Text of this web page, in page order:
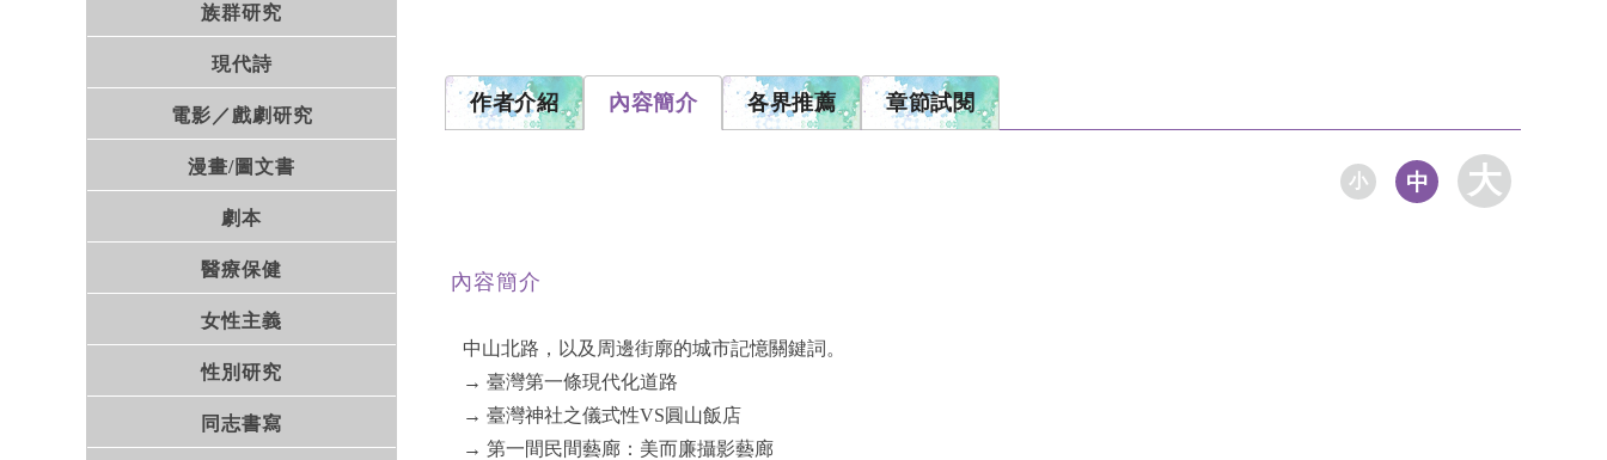
族群研究
現代詩
電影／戲劇研究
漫畫/圖文書
劇本
醫療保健
女性主義
性別研究
同志書寫
作者介紹 內容簡介 各界推薦 章節試閱
小 中 大
內容簡介
中山北路，以及周邊街廓的城市記憶關鍵詞。
→ 臺灣第一條現代化道路
→ 臺灣神社之儀式性VS圓山飯店
→ 第一間民間藝廊：美而廉攝影藝廊